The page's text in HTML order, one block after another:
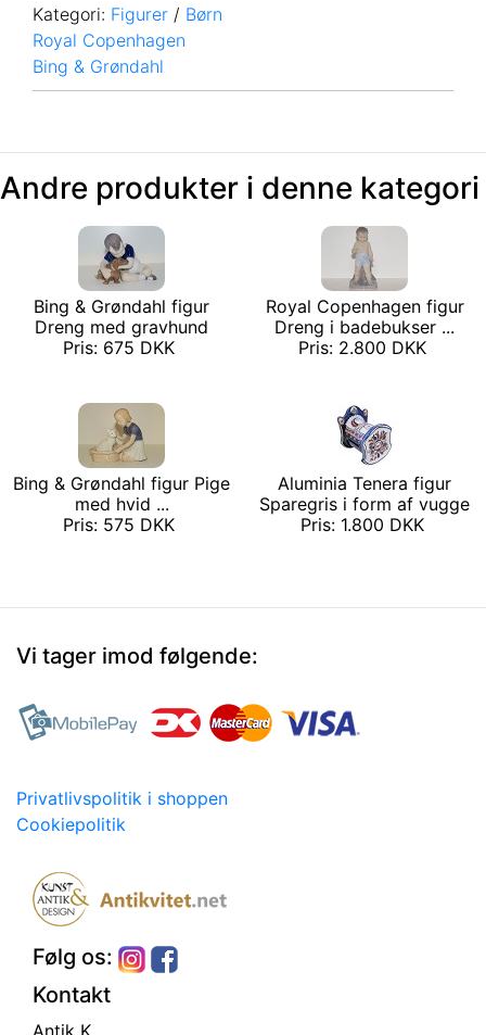
Kategori: Figurer / Børn
Royal Copenhagen
Bing & Grøndahl
Andre produkter i denne kategori
Bing & Grøndahl figur
Dreng med gravhund
Pris: 675 DKK
Royal Copenhagen figur
Dreng i badebukser ...
Pris: 2.800 DKK
Bing & Grøndahl figur Pige
med hvid ...
Pris: 575 DKK
Aluminia Tenera figur
Sparegris i form af vugge
Pris: 1.800 DKK
Vi tager imod følgende:
Privatlivspolitik i shoppen
Cookiepolitik
Følg os:
Kontakt